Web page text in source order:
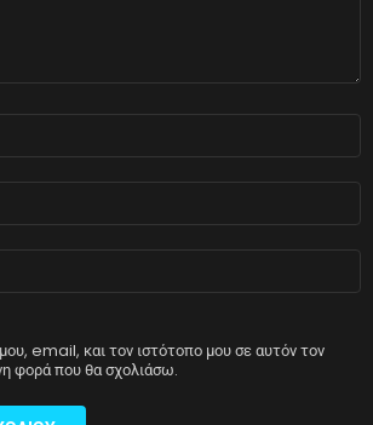
email, και τον ιστότοπο μου σε αυτόν τον
φορά που θα σχολιάσω.